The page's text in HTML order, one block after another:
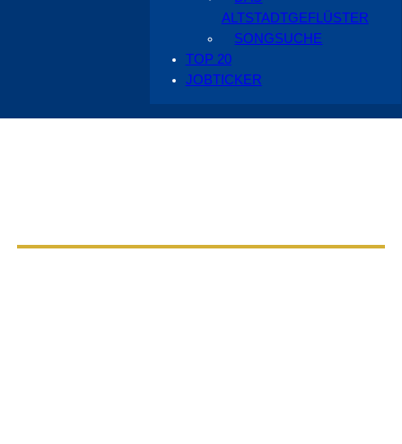
ALTSTADTGEFLÜSTER
SONGSUCHE
TOP 20
JOBTICKER